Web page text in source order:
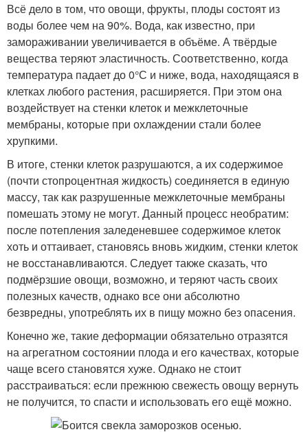
Всё дело в том, что овощи, фрукты, плоды состоят из
воды более чем на 90%. Вода, как известно, при
замораживании увеличивается в объёме. А твёрдые
вещества теряют эластичность. Соответственно, когда
температура падает до 0°С и ниже, вода, находящаяся в
клетках любого растения, расширяется. При этом она
воздействует на стенки клеток и межклеточные
мембраны, которые при охлаждении стали более
хрупкими.
В итоге, стенки клеток разрушаются, а их содержимое
(почти стопроцентная жидкость) соединяется в единую
массу, так как разрушенные межклеточные мембраны
помешать этому не могут. Данный процесс необратим:
после потепления заледеневшее содержимое клеток
хоть и оттаивает, становясь вновь жидким, стенки клеток
не восстанавливаются. Следует также сказать, что
подмёрзшие овощи, возможно, и теряют часть своих
полезных качеств, однако все они абсолютно
безвредны, употреблять их в пищу можно без опасения.
Конечно же, такие деформации обязательно отразятся
на агрегатном состоянии плода и его качествах, которые
чаще всего становятся хуже. Однако не стоит
расстраиваться: если прежнюю свежесть овощу вернуть
не получится, то спасти и использовать его ещё можно.